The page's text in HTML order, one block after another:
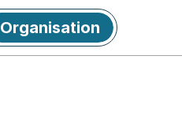
Organisation